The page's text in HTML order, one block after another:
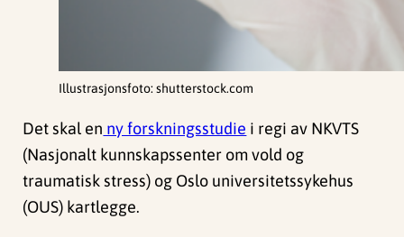
Illustrasjonsfoto: shutterstock.com
Det skal en ny forskningsstudie i regi av NKVTS
(Nasjonalt kunnskapssenter om vold og
traumatisk stress) og Oslo universitetssykehus
(OUS) kartlegge.